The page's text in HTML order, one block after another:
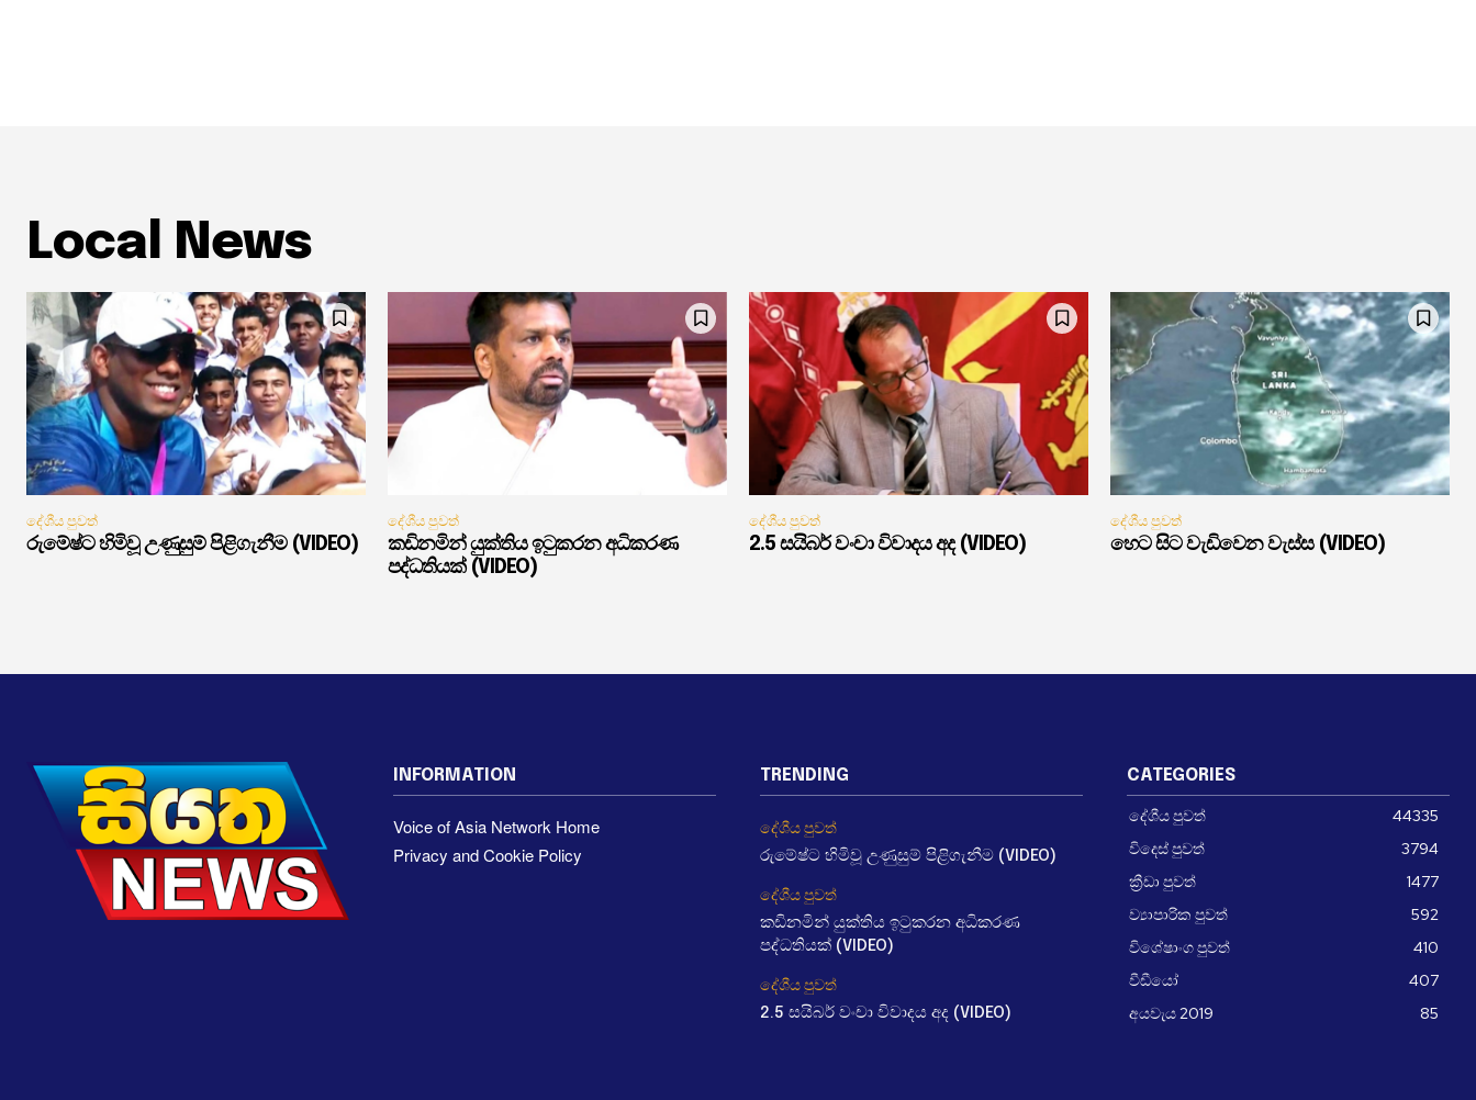
Local News
දේශීය පුවත්
රුමේෂ්ට හිමිවූ උණුසුම් පිළිගැනීම (VIDEO)
දේශීය පුවත්
කඩිනමින් යුක්තිය ඉටුකරන අධිකරණ
පද්ධතියක් (VIDEO)
දේශීය පුවත්
2.5 සයිබර් වංචා විවාදය අද (VIDEO)
දේශීය පුවත්
හෙට සිට වැඩිවෙන වැස්ස (VIDEO)
INFORMATION
Voice of Asia Network Home
Privacy and Cookie Policy
TRENDING
දේශීය පුවත්
රුමේෂ්ට හිමිවූ උණුසුම් පිළිගැනීම (VIDEO)
දේශීය පුවත්
කඩිනමින් යුක්තිය ඉටුකරන අධිකරණ
පද්ධතියක් (VIDEO)
දේශීය පුවත්
2.5 සයිබර් වංචා විවාදය අද (VIDEO)
CATEGORIES
දේශීය පුවත්
44335
විදෙස් පුවත්
3794
ක්‍රීඩා පුවත්
1477
ව්‍යාපාරික පුවත්
592
විශේෂාංග පුවත්
410
වීඩීයෝ
407
අයවැය 2019
85